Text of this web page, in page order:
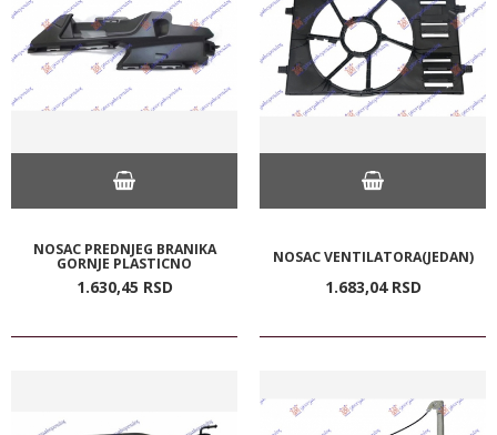
NOSAC PREDNJEG BRANIKA
GORNJE PLASTICNO
1.630,45 RSD
NOSAC VENTILATORA(JEDAN)
1.683,04 RSD